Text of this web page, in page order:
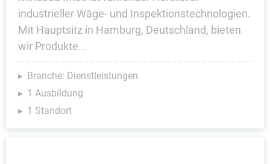
industrieller Wäge- und Inspektionstechnologien.
Mit Hauptsitz in Hamburg, Deutschland, bieten
wir Produkte...
Branche: Dienstleistungen
1 Ausbildung
1 Standort